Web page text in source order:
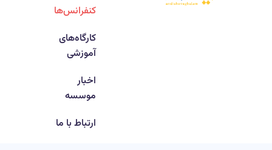
کنفرانس‌ها
کارگاه‌های
آموزشی
اخبار
موسسه
ارتباط با ما